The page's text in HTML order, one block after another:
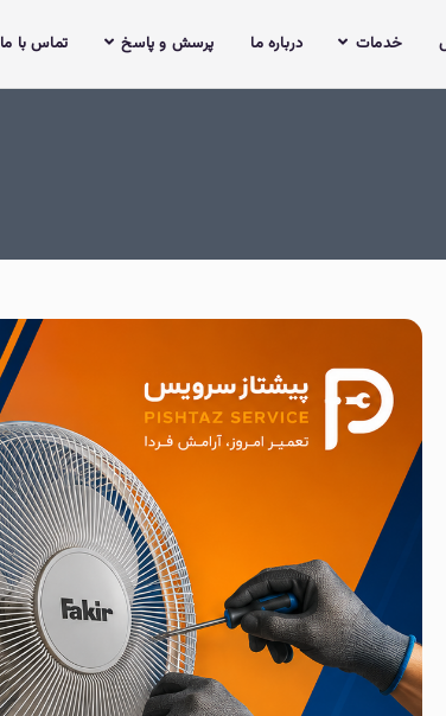
خدمات درباره ما پرسش و پاسخ تماس با ما